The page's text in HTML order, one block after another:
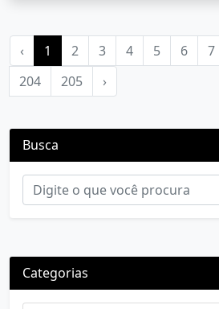
‹ 1 2 3 4 5 6 7
204
205 ›
Busca
Categorias